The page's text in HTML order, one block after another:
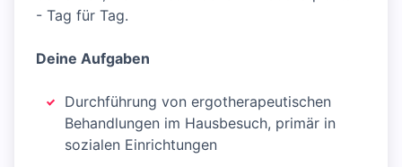
- Tag für Tag.
Deine Aufgaben
Durchführung von ergotherapeutischen
Behandlungen im Hausbesuch, primär in
sozialen Einrichtungen